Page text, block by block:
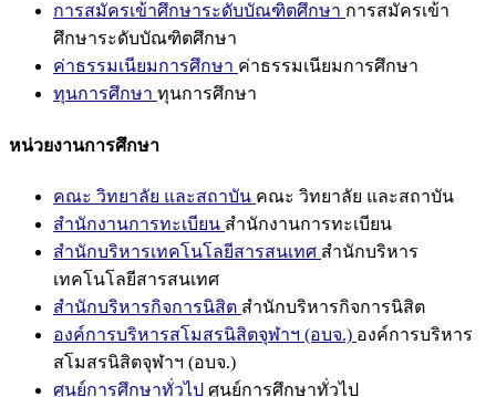
การสมัครเข้าศึกษาระดับบัณฑิตศึกษา การสมัครเข้า
ศึกษาระดับบัณฑิตศึกษา
ค่าธรรมเนียมการศึกษา ค่าธรรมเนียมการศึกษา
ทุนการศึกษา ทุนการศึกษา
หน่วยงานการศึกษา
คณะ วิทยาลัย และสถาบัน คณะ วิทยาลัย และสถาบัน
สำนักงานการทะเบียน สำนักงานการทะเบียน
สำนักบริหารเทคโนโลยีสารสนเทศ สำนักบริหาร
เทคโนโลยีสารสนเทศ
สำนักบริหารกิจการนิสิต สำนักบริหารกิจการนิสิต
องค์การบริหารสโมสรนิสิตจุฬาฯ (อบจ.) องค์การบริหาร
สโมสรนิสิตจุฬาฯ (อบจ.)
ศูนย์การศึกษาทั่วไป ศูนย์การศึกษาทั่วไป